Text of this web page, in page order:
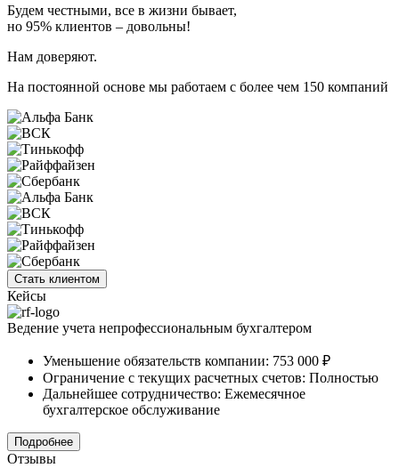
Будем честными, все в жизни бывает,
но 95% клиентов – довольны!
Нам доверяют.
На постоянной основе мы работаем с более чем 150 компаний
Стать клиентом
Кейсы
Ведение учета непрофессиональным бухгалтером
Уменьшение обязательств компании: 753 000 ₽
Ограничение с текущих расчетных счетов: Полностью
Дальнейшее сотрудничество: Ежемесячное
бухгалтерское обслуживание
Подробнее
Отзывы